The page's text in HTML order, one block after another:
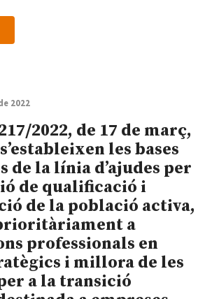
2022
2022, de 17 de març,
les bases
de la línia d’ajudes per
de qualificació i
de la població activa,
a
professionals en
i millora de les
a la transició